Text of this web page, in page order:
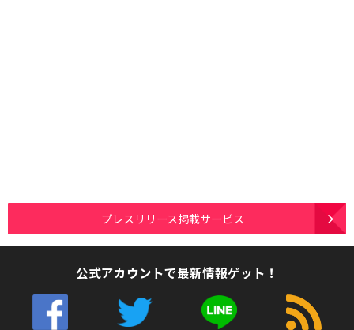
プレスリリース掲載サービス
公式アカウントで最新情報ゲット！